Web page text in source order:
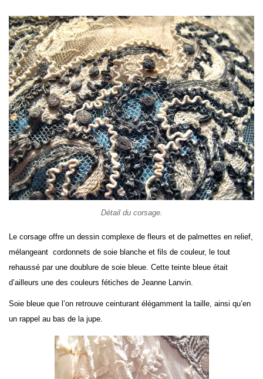
Détail du corsage.
Le corsage offre un dessin complexe de fleurs et de palmettes en relief,
mélangeant cordonnets de soie blanche et fils de couleur, le tout
rehaussé par une doublure de soie bleue. Cette teinte bleue était
d’ailleurs une des couleurs fétiches de Jeanne Lanvin.
Soie bleue que l’on retrouve ceinturant élégamment la taille, ainsi qu’en
un rappel au bas de la jupe.